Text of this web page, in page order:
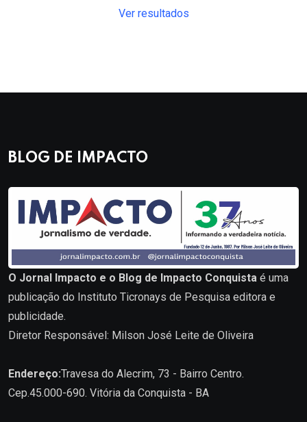
Ver resultados
BLOG DE IMPACTO
O Jornal Impacto e o Blog de Impacto Conquista é uma
publicação do Instituto Ticronays de Pesquisa editora e
publicidade.
Diretor Responsável: Milson José Leite de Oliveira
Endereço:Travesa do Alecrim, 73 - Bairro Centro.
Cep.45.000-690. Vitória da Conquista - BA